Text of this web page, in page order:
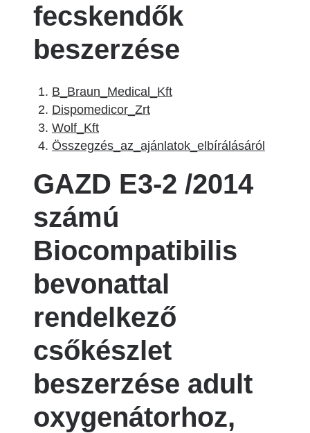
fecskendők
beszerzése
B_Braun_Medical_Kft
Dispomedicor_Zrt
Wolf_Kft
Összegzés_az_ajánlatok_elbírálásáról
GAZD E3-2 /2014
számú
Biocompatibilis
bevonattal
rendelkező
csőkészlet
beszerzése adult
oxygenátorhoz,